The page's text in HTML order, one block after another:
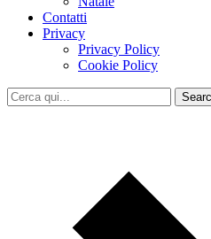
Contatti
Privacy
Privacy Policy
Cookie Policy